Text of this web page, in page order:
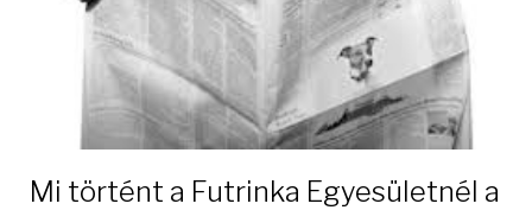
Mi történt a Futrinka Egyesületnél a